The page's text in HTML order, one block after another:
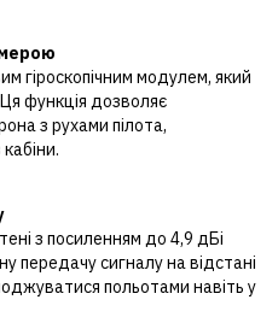
гіроскопічним модулем, який
функція дозволяє
з рухами пілота,
з посиленням до 4,9 дБі
передачу сигналу на відстані
польотами навіть у